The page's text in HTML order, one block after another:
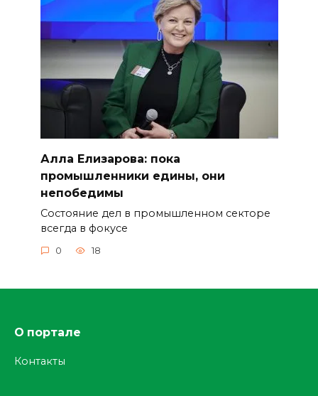
Алла Елизарова: пока
промышленники едины, они
непобедимы
Состояние дел в промышленном секторе
всегда в фокусе
0 18
О портале
Контакты